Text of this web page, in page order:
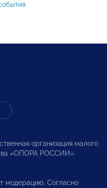
организация малого
«ОПОРА РОССИИ».
модерацию. Согласно